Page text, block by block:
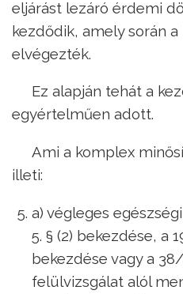
eljárást lezáró érdemi
kezdődik, amely során
elvégezték.
Ez alapján tehát a
egyértelműen adott.
Ami a komplex
illeti:
a) végleges
5. § (2) bekezdése, a
bekezdése vagy a
felülvizsgálat alól